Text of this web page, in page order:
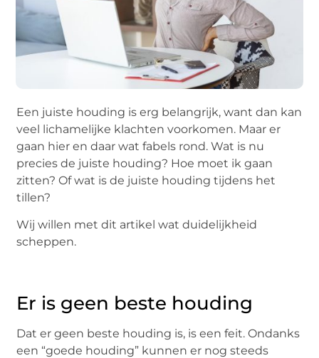
Een juiste houding is erg belangrijk, want dan kan
veel lichamelijke klachten voorkomen. Maar er
gaan hier en daar wat fabels rond. Wat is nu
precies de juiste houding? Hoe moet ik gaan
zitten? Of wat is de juiste houding tijdens het
tillen?
Wij willen met dit artikel wat duidelijkheid
scheppen.
Er is geen beste houding
Dat er geen beste houding is, is een feit. Ondanks
een “goede houding” kunnen er nog steeds